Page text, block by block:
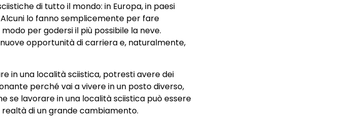
di tutto il mondo: in Europa, in paesi
Alcuni lo fanno semplicemente per fare
per godersi il più possibile la neve.
opportunità di carriera e, naturalmente,
in una località sciistica, potresti avere dei
perché vai a vivere in un posto diverso,
se lavorare in una località sciistica può essere
di un grande cambiamento.